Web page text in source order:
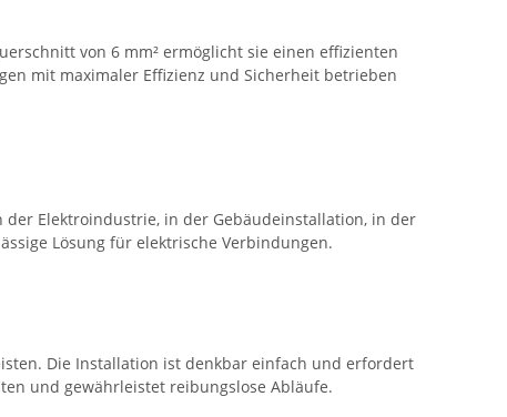
von 6 mm² ermöglicht sie einen effizienten
mit maximaler Effizienz und Sicherheit betrieben
Elektroindustrie, in der Gebäudeinstallation, in der
Lösung für elektrische Verbindungen.
Die Installation ist denkbar einfach und erfordert
und gewährleistet reibungslose Abläufe.